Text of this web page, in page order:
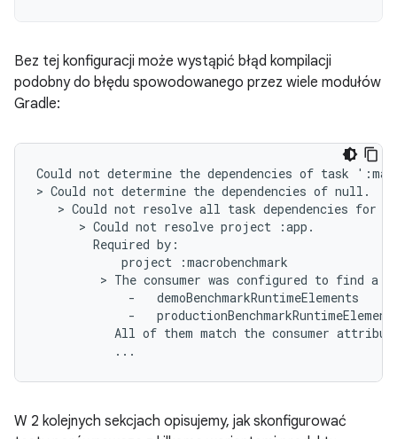
Bez tej konfiguracji może wystąpić błąd kompilacji
podobny do błędu spowodowanego przez wiele modułów
Gradle:
Could not determine the dependencies of task
> Could not determine the dependencies of null.
> Could not resolve all task dependencies for
      > Could not resolve project :app.
        Required by:
            project :macrobenchmark
> The consumer was configured to find a
             -   demoBenchmarkRuntimeElements
-
All of them match the consumer
W 2 kolejnych sekcjach opisujemy, jak skonfigurować